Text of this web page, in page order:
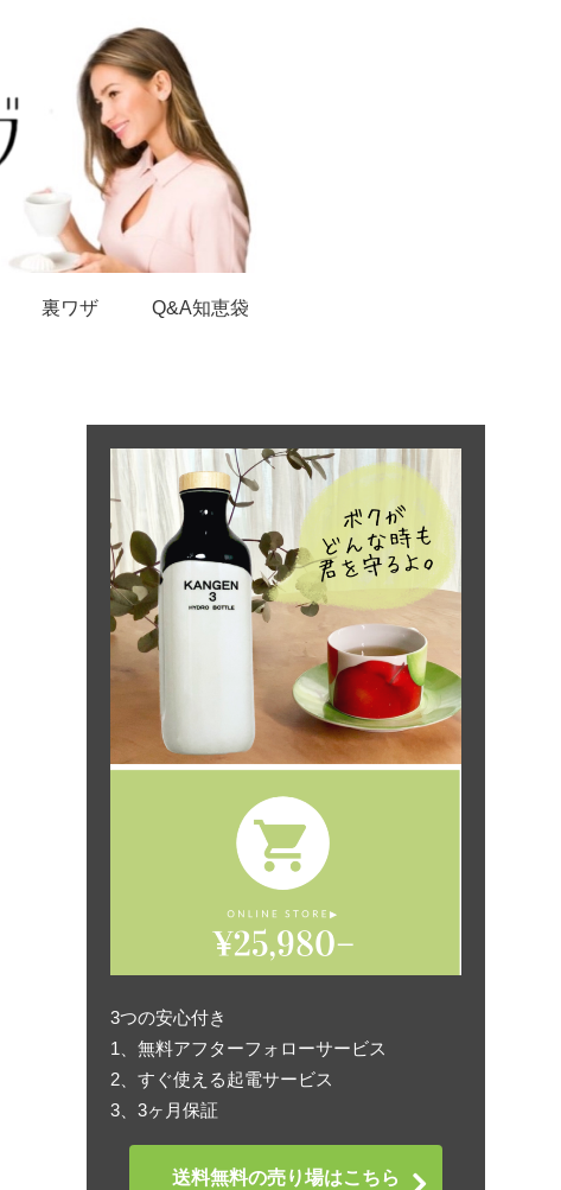
裏ワザ Q&A知恵袋
3つの安心付き
1、無料アフターフォローサービス
2、すぐ使える起電サービス
3、3ヶ月保証
送料無料の売り場はこちら